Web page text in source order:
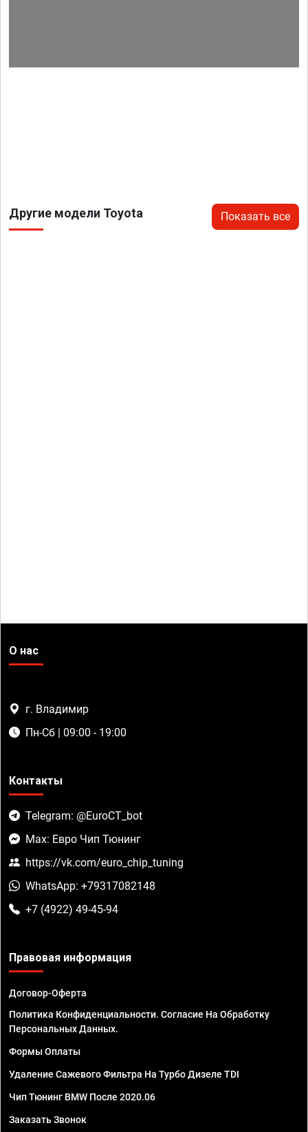
Другие модели Toyota Показать все
О нас
г. Владимир
Пн-Сб | 09:00 - 19:00
Контакты
Telegram: @EuroCT_bot
Max: Евро Чип Тюнинг
https://vk.com/euro_chip_tuning
WhatsApp: +79317082148
+7 (4922) 49-45-94
Правовая информация
Договор-Оферта
Политика Конфиденциальности. Согласие На Обработку
Персональных Данных.
Формы Оплаты
Удаление Сажевого Фильтра На Турбо Дизеле TDI
Чип Тюнинг BMW После 2020.06
Заказать Звонок